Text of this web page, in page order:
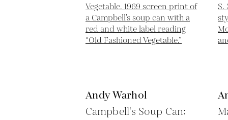
Andy Warhol
Campbell's Soup Can: